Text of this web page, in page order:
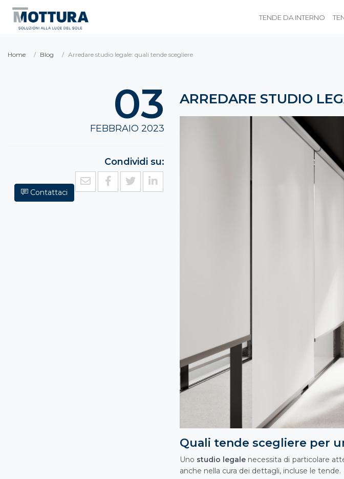
TENDE DA INTERNO
Home Blog Arredare studio legale: quali tende scegliere
03
FEBBRAIO 2023
Condividi su:
Contattaci
ARREDARE STUDIO
Quali tende scegliere per
Uno studio legale necessita di particolare
anche nella cura dei dettagli, incluse le tende.